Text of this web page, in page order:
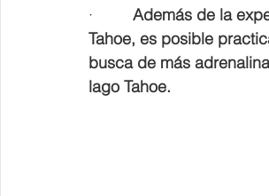
· Además de la
Tahoe, es posible
busca de más
lago Tahoe.